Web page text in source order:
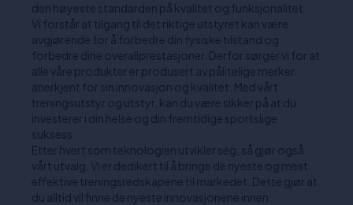
den høyeste standarden på kvalitet og funksjonalitet.
Vi forstår at tilgang til det riktige utstyret kan være
avgjørende for å forbedre din fysiske tilstand og
forbedre dine overallprestasjoner. Derfor sørger vi for at
alle våre produkter er produsert av pålitelige merker
anerkjent for sin innovasjon og kvalitet. Med vårt
treningsutstyr og utstyr, kan du være sikker på at du
investerer i din helse og din fremtidige sportslige
suksess.
Etter hvert som teknologien utvikler seg, så gjør også
vårt utvalg. Vi er dedikert til å bringe de nyeste og mest
effektive treningsredskapene til markedet. Dette gjør at
du alltid vil finne de nyeste innovasjonene innen